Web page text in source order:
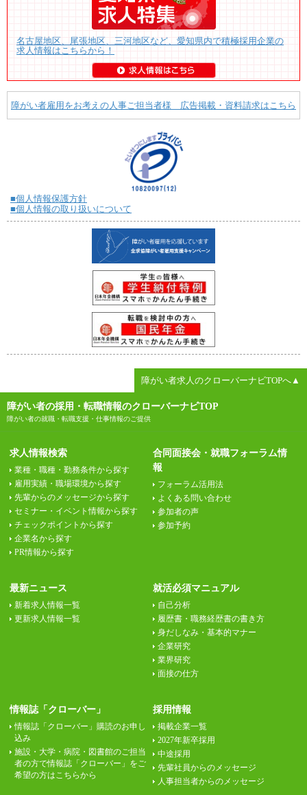
名古屋地区、尾張地区、三河地区など、愛知県内で積極採用企業の
求人情報はこちらから！
障がい者雇用をお考えの人事ご担当者様 広告掲載・資料請求はこちら
■個人情報保護方針
■個人情報の取り扱いについて
障がい者求人のクローバーナビTOPへ▲
障がい者の採用・転職情報のクローバーナビTOP
障がい者の就職・転職支援・仕事情報のご提供
求人情報検索
業種・職種・勤務条件から探す
雇用実績・職場環境から探す
先輩からのメッセージから探す
セミナー・イベント情報から探す
チェックポイントから探す
企業名から探す
PR情報から探す
合同面接会・就職フォーラム情
報
フォーラム活用法
よくある問い合わせ
参加者の声
参加予約
最新ニュース
新着求人情報一覧
更新求人情報一覧
就活必須マニュアル
自己分析
履歴書・職務経歴書の書き方
身だしなみ・基本的マナー
企業研究
業界研究
面接の仕方
情報誌「クローバー」
情報誌「クローバー」購読のお申し
込み
施設・大学・病院・図書館のご担当
者の方で情報誌「クローバー」をご
希望の方はこちらから
採用情報
掲載企業一覧
2027年新卒採用
中途採用
先輩社員からのメッセージ
人事担当者からのメッセージ